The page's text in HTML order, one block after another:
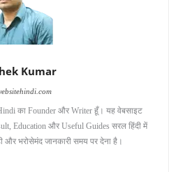
Kumar
का Founder और Writer हूँ। यह वेबसाइट
Education और Useful Guides सरल हिंदी में
और भरोसेमंद जानकारी समय पर देना है।